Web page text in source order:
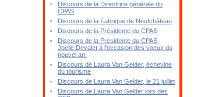
Discours de la Directrice générale du
CPAS
Discours de la Fabrique de Neufchâteau
Discours de la Présidente du CPAS
Discours de la Présidente du CPAS,
Joelle Devalet à l'occasion des voeux du
nouvel an.
Discours de Laura Van Gelder, échevine
du tourisme
Discours de Laura Van Gelder, le 21 juillet
Discours de Laura Van Gelder lors des